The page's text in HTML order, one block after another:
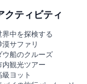
クティビティ
界中を探検する
漠サファリ
ウ船のクルーズ
内観光ツアー
級ヨット